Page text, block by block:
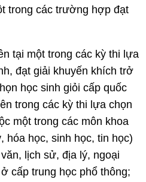
trong các trường hợp đạt
tại một trong các kỳ thi lựa
đạt giải khuyến khích trở
học sinh giỏi cấp quốc
trong các kỳ thi lựa chọn
một trong các môn khoa
hóa học, sinh học, tin học)
lịch sử, địa lý, ngoại
cấp trung học phổ thông;